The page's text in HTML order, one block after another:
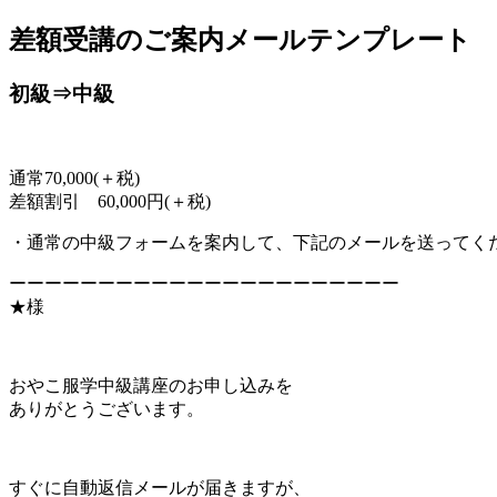
jpca.co
差額受講のご案内メールテンプレート
初級⇒中級
通常70,000(＋税)
差額割引 60,000円(＋税)
・通常の中級フォームを案内して、下記のメールを送ってく
ーーーーーーーーーーーーーーーーーーーーーー
★様
おやこ服学中級講座のお申し込みを
ありがとうございます。
すぐに自動返信メールが届きますが、